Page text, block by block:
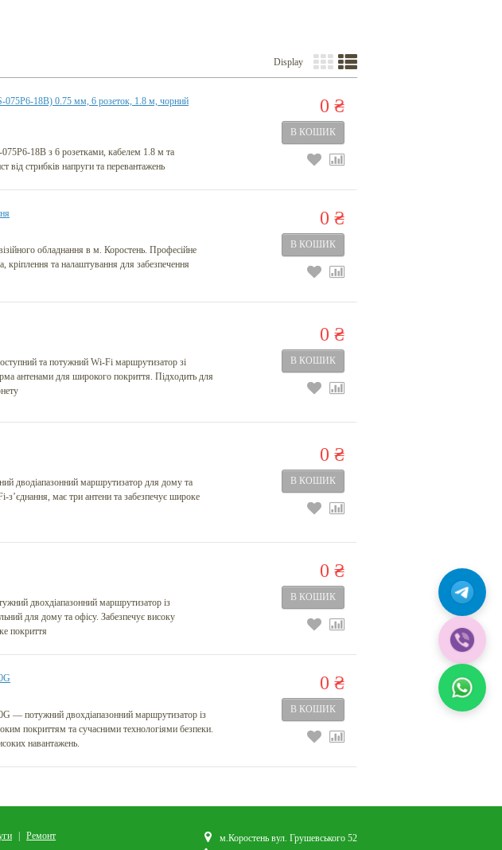
Display
075P6-18B) 0.75 мм, 6 розеток, 1.8 м, чорний
18B з 6 розетками, кабелем 1.8 м та
від стрибків напруги та перевантажень
0 ₴
обладнання в м. Коростень. Професійне
кріплення та налаштування для забезпечення
0 ₴
та потужний Wi-Fi маршрутизатор зі
антенами для широкого покриття. Підходить для
0 ₴
дводіапазонний маршрутизатор для дому та
з’єднання, має три антени та забезпечує широке
0 ₴
двохдіапазонний маршрутизатор із
для дому та офісу. Забезпечує високу
покриття
0 ₴
— потужний двохдіапазонний маршрутизатор із
покриттям та сучасними технологіями безпеки.
навантажень.
0 ₴
Ремонт
м.Коростень вул. Грушевського 52